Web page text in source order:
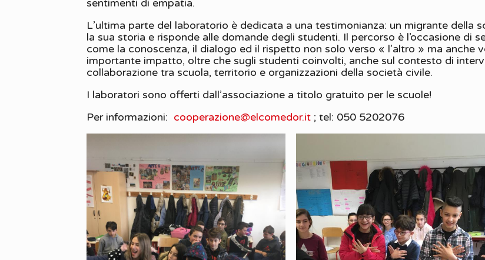
sentimenti di empatia.
L’ultima parte del laboratorio è dedicata a una testimonianza: un migrante della
la sua storia e risponde alle domande degli studenti. Il percorso è l’occasione di
come la conoscenza, il dialogo ed il rispetto non solo verso « l’altro » ma anche
importante impatto, oltre che sugli studenti coinvolti, anche sul contesto di
collaborazione tra scuola, territorio e organizzazioni della società civile.
I laboratori sono offerti dall’associazione a titolo gratuito per le scuole!
Per informazioni: cooperazione@elcomedor.it ; tel: 050 5202076